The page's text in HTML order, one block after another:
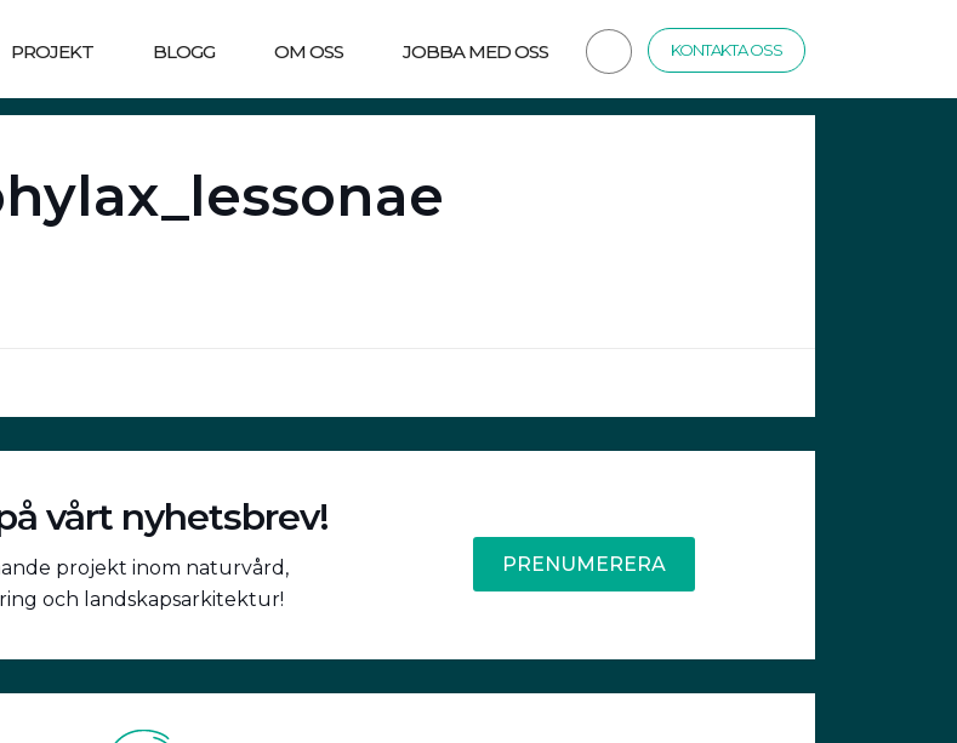
PROJEKT BLOGG OM OSS JOBBA MED OSS KONTAKTA OSS
vårt nyhetsbrev!
projekt inom naturvård,
och landskapsarkitektur!
PRENUMERERA